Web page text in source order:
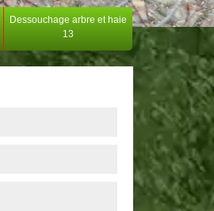
Dessouchage arbre et haie
13